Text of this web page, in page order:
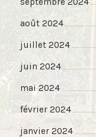
août 2024
juillet 2024
juin 2024
mai 2024
février 2024
janvier 2024